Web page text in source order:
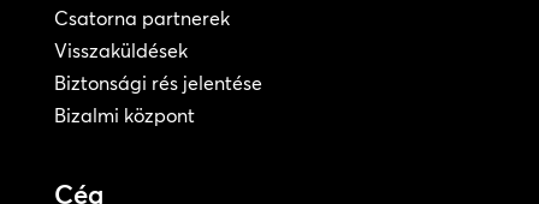
Csatorna partnerek
Visszaküldések
Biztonsági rés jelentése
Bizalmi központ
Cég